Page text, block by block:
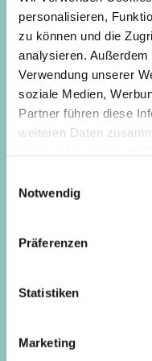
personalisieren,
zu können und die
analysieren.
Verwendung unserer
soziale Medien,
Partner führen diese
weiteren Daten
Notwendig
Präferenzen
Statistiken
Marketing
Wlan für Gäste
Lichttechnik für
(hell, fokussiert,
Feste Beamer
Musik
Flügel
Orgel
gute Akustik für
flexible
Möglichkeit für